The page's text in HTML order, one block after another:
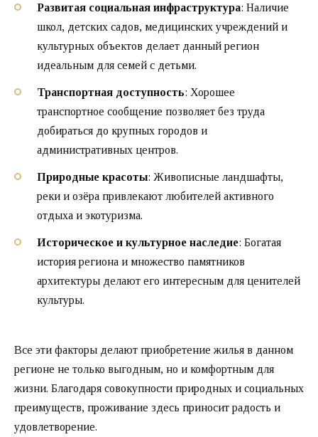
Развитая социальная инфраструктура: Наличие
школ, детских садов, медицинских учреждений и
культурных объектов делает данный регион
идеальным для семей с детьми.
Транспортная доступность: Хорошее
транспортное сообщение позволяет без труда
добираться до крупных городов и
административных центров.
Природные красоты: Живописные ландшафты,
реки и озёра привлекают любителей активного
отдыха и экотуризма.
Историческое и культурное наследие: Богатая
история региона и множество памятников
архитектуры делают его интересным для ценителей
культуры.
Все эти факторы делают приобретение жилья в данном
регионе не только выгодным, но и комфортным для
жизни. Благодаря совокупности природных и социальных
преимуществ, проживание здесь приносит радость и
удовлетворение.